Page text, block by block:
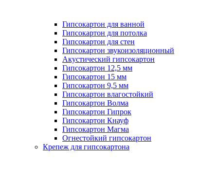
Гипсокартон для ванной
Гипсокартон для потолка
Гипсокартон для стен
Гипсокартон звукоизоляционный
Акустический гипсокартон
Гипсокартон 12,5 мм
Гипсокартон 15 мм
Гипсокартон 9,5 мм
Гипсокартон влагостойкий
Гипсокартон Волма
Гипсокартон Гипрок
Гипсокартон Кнауф
Гипсокартон Магма
Огнестойкий гипсокартон
Крепеж для гипсокартона